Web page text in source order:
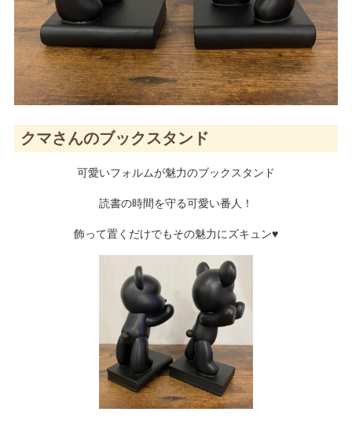
クマさんのブックスタンド
可愛いフォルムが魅力のブックスタンド
読書の時間を守る可愛い番人！
飾って置くだけでもその魅力にズキュン♥